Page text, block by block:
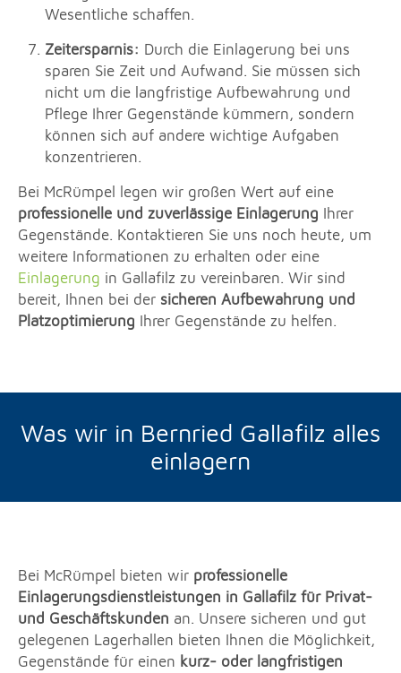
Wesentliche schaffen.
Zeitersparnis: Durch die Einlagerung bei uns
sparen Sie Zeit und Aufwand. Sie müssen sich
nicht um die langfristige Aufbewahrung und
Pflege Ihrer Gegenstände kümmern, sondern
können sich auf andere wichtige Aufgaben
konzentrieren.
Bei McRümpel legen wir großen Wert auf eine
professionelle und zuverlässige Einlagerung Ihrer
Gegenstände. Kontaktieren Sie uns noch heute, um
weitere Informationen zu erhalten oder eine
Einlagerung in Gallafilz zu vereinbaren. Wir sind
bereit, Ihnen bei der sicheren Aufbewahrung und
Platzoptimierung Ihrer Gegenstände zu helfen.
Was wir in Bernried Gallafilz alles
einlagern
Bei McRümpel bieten wir professionelle
Einlagerungsdienstleistungen in Gallafilz für Privat-
und Geschäftskunden an. Unsere sicheren und gut
gelegenen Lagerhallen bieten Ihnen die Möglichkeit,
Gegenstände für einen kurz- oder langfristigen